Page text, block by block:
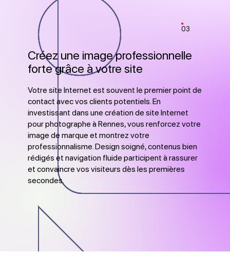
03
Créez une image professionnelle
forte grâce à votre site
Votre site Internet est souvent le premier point de
contact avec vos clients potentiels. En
investissant dans une création de site Internet
pour photographe à Rennes, vous renforcez votre
image de marque et montrez votre
professionnalisme. Design soigné, contenus bien
rédigés et navigation fluide participent à rassurer
et convaincre vos visiteurs dès les premières
secondes.